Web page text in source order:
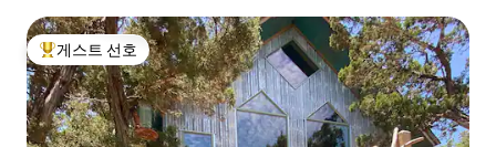
상위 게스트 선호
게스트 선호